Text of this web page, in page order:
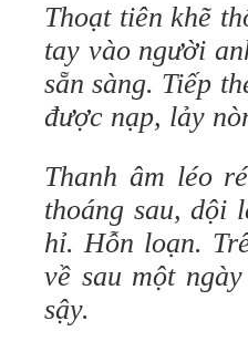
Thoạt tiên khẽ
tay vào người
sẵn sàng. Tiếp
được nạp, lảy
Thanh âm léo
thoáng sau, dội
hỉ. Hỗn loạn.
về sau một
sậy.